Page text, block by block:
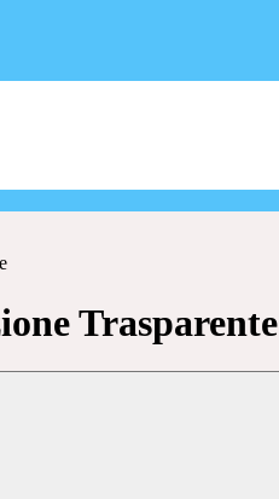
Trasparente